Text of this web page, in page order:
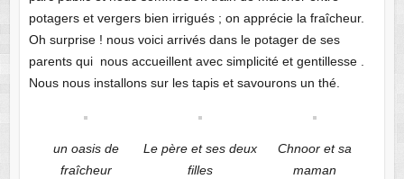
potagers et vergers bien irrigués ; on apprécie la fraîcheur.
Oh surprise ! nous voici arrivés dans le potager de ses
parents qui nous accueillent avec simplicité et gentillesse .
Nous nous installons sur les tapis et savourons un thé.
un oasis de
fraîcheur
Le père et ses deux
filles
Chnoor et sa
maman